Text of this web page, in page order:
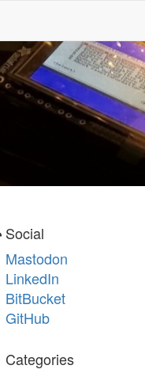
Social
Mastodon
LinkedIn
BitBucket
GitHub
Categories